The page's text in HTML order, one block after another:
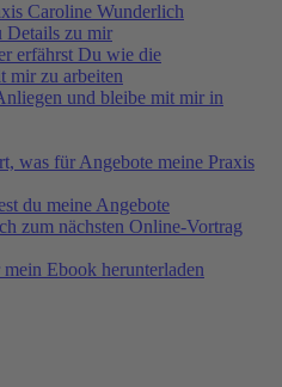
Caroline Wunderlich
Details zu mir
erfährst Du wie die
mir zu arbeiten
und bleibe mit mir in
was für Angebote meine Praxis
du meine Angebote
zum nächsten Online-Vortrag
Ebook herunterladen